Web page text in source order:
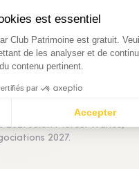
ou une infographie dans
visuelle quotidienne !
4 ans
2021 selon Mercer France,
2027.